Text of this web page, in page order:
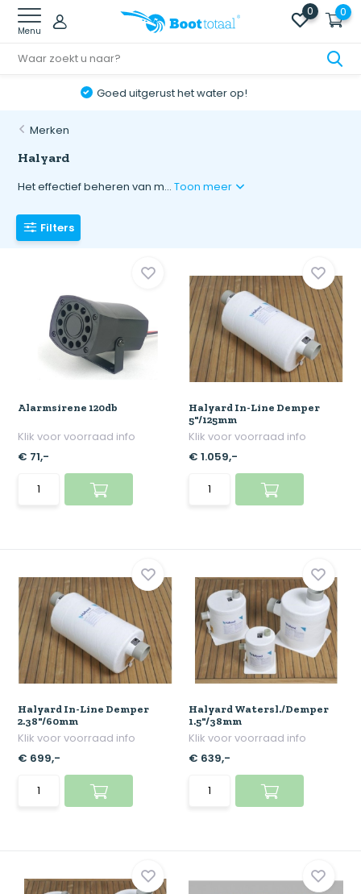
Menu
0 0
Online retourneren: snel & eenvoudig!
Merken
Halyard
Het effectief beheren van m...Toon meer
Filters
Alarmsirene 120db
Klik voor voorraad info
€ 71,-
Halyard In-Line Demper
5"/125mm
Klik voor voorraad info
€ 1.059,-
Halyard In-Line Demper
2.38"/60mm
Klik voor voorraad info
€ 699,-
Halyard Watersl./Demper
1.5"/38mm
Klik voor voorraad info
€ 639,-